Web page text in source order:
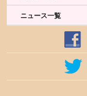
ニュース一覧